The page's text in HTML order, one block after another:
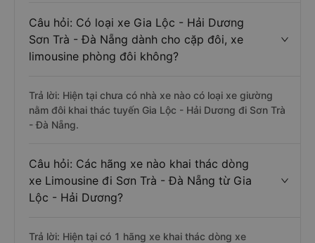
Câu hỏi: Có loại xe Gia Lộc - Hải Dương
Sơn Trà - Đà Nẵng dành cho cặp đôi, xe
limousine phòng đôi không?
Trả lời: Hiện tại chưa có nhà xe nào có loại xe giường
nằm đôi khai thác tuyến Gia Lộc - Hải Dương đi Sơn Trà
- Đà Nẵng.
Câu hỏi: Các hãng xe nào khai thác dòng
xe Limousine đi Sơn Trà - Đà Nẵng từ Gia
Lộc - Hải Dương?
Trả lời: Hiện tại có 1 hãng xe khai thác dòng xe